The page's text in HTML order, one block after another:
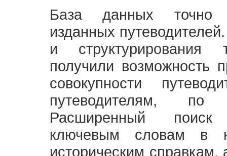
База данных точно
изданных
и структурирования
получили возможность
совокупности
путеводителям,
Расширенный
ключевым словам в
историческим